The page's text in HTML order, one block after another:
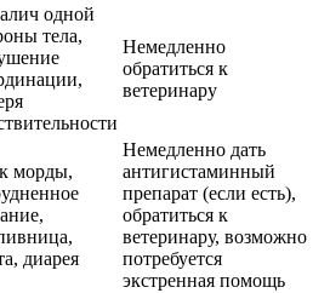
одной
тела,
Немедленно
обратиться к
ветеринару
морды,
диарея
Немедленно дать
антигистаминный
препарат (если есть),
обратиться к
ветеринару, возможно
потребуется
экстренная помощь